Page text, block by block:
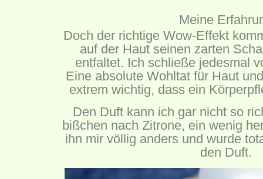
Meine
Doch der richtige Wow-Effekt
auf der Haut seinen zarten
entfaltet. Ich schließe jedesmal
Eine absolute Wohltat für Haut
extrem wichtig, dass ein
Den Duft kann ich gar nicht so
bißchen nach Zitrone, ein wenig
ihn mir völlig anders und wurde
den Duft.